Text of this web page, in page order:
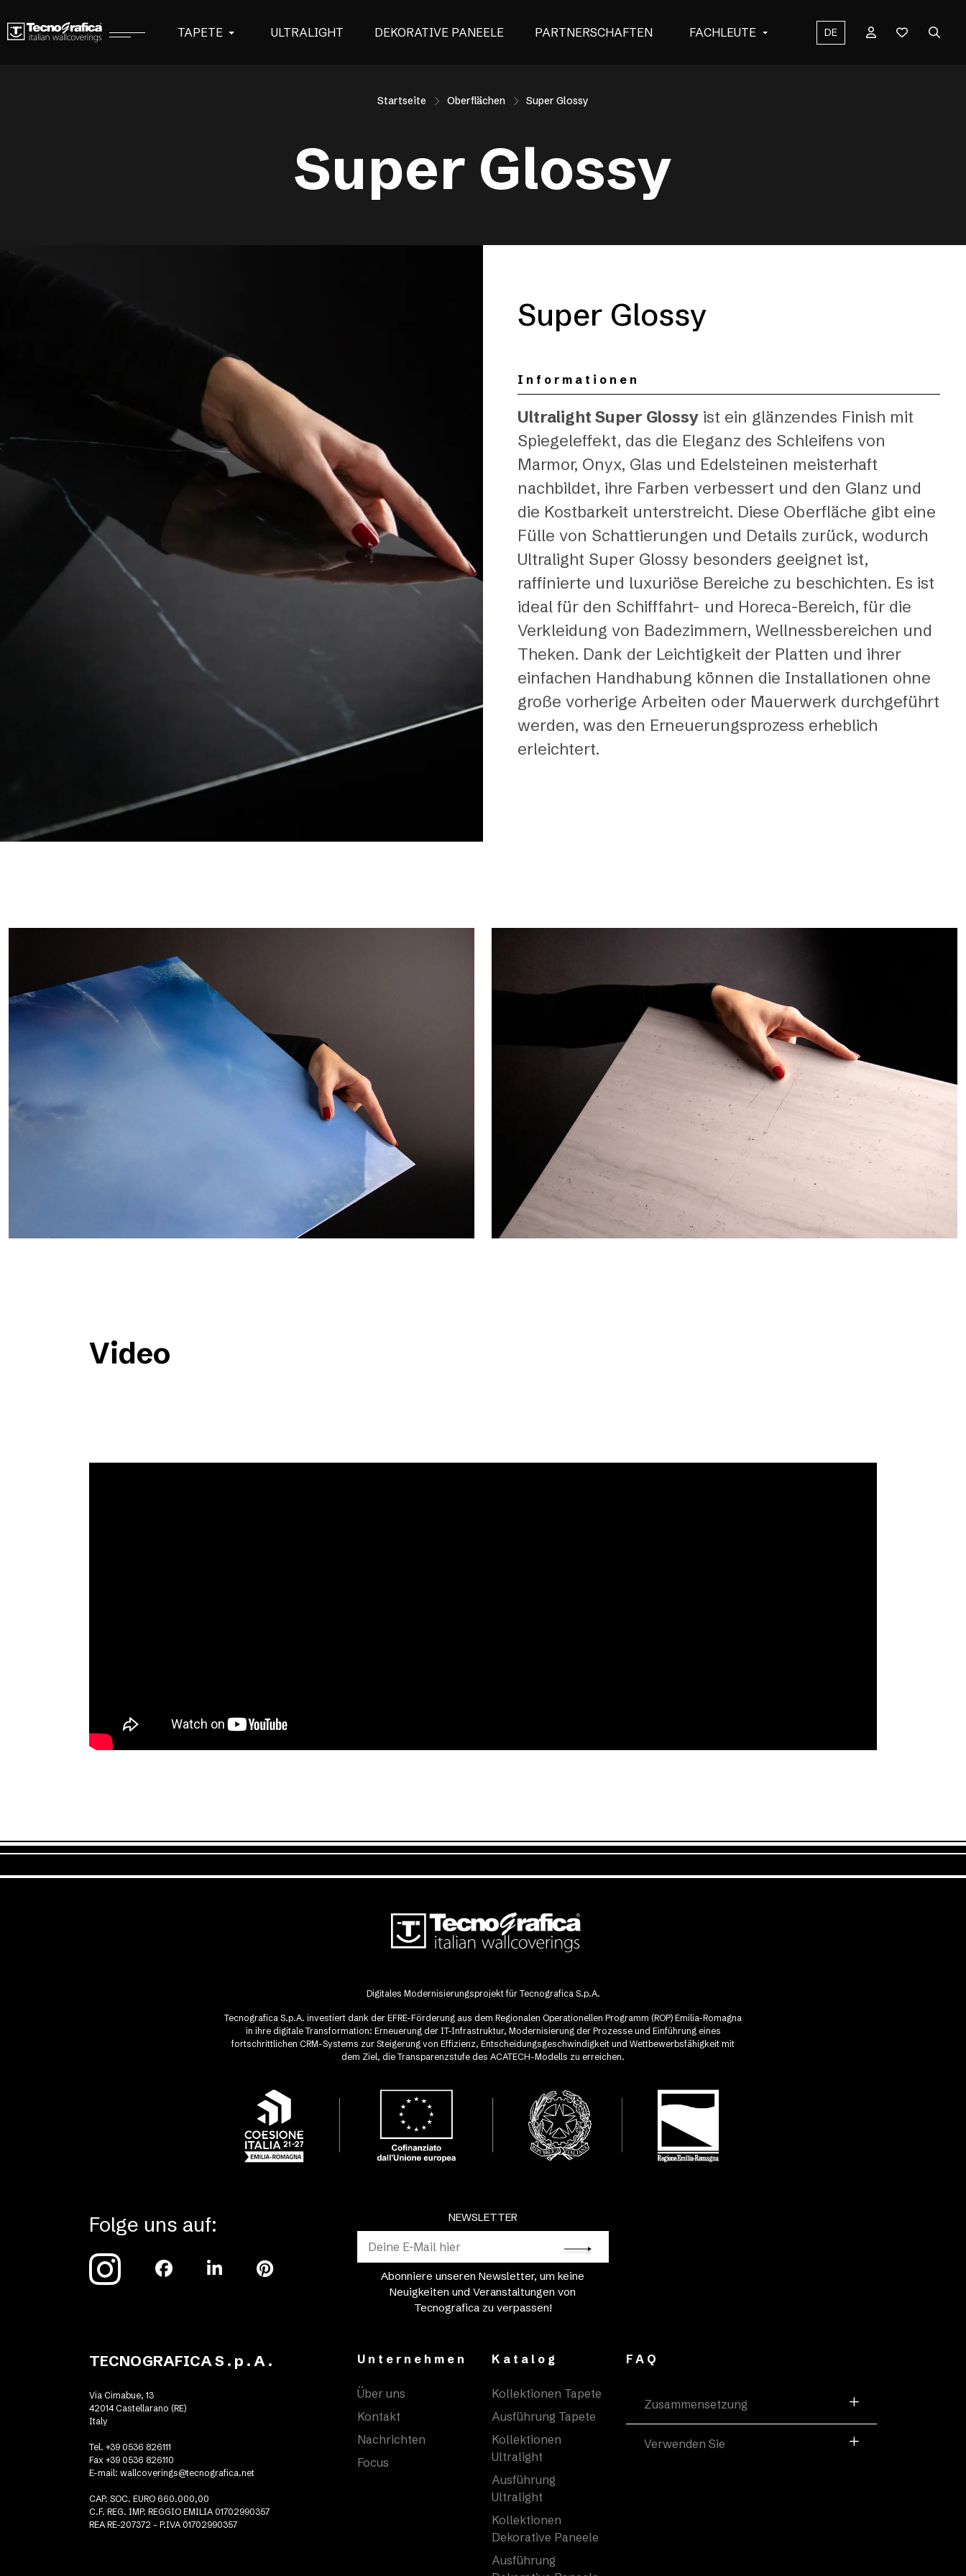
TAPETE ULTRALIGHT DEKORATIVE PANEELE PARTNERSCHAFTEN FACHLEUTE DE
Startseite Oberflächen Super Glossy
Super Glossy
Super Glossy
Informationen
Ultralight Super Glossy ist ein glänzendes Finish mit
Spiegeleffekt, das die Eleganz des Schleifens von
Marmor, Onyx, Glas und Edelsteinen meisterhaft
nachbildet, ihre Farben verbessert und den Glanz und
die Kostbarkeit unterstreicht. Diese Oberfläche gibt eine
Fülle von Schattierungen und Details zurück, wodurch
Ultralight Super Glossy besonders geeignet ist,
raffinierte und luxuriöse Bereiche zu beschichten. Es ist
ideal für den Schifffahrt- und Horeca-Bereich, für die
Verkleidung von Badezimmern, Wellnessbereichen und
Theken. Dank der Leichtigkeit der Platten und ihrer
einfachen Handhabung können die Installationen ohne
große vorherige Arbeiten oder Mauerwerk durchgeführt
werden, was den Erneuerungsprozess erheblich
erleichtert.
Video
Digitales Modernisierungsprojekt für Tecnografica S.p.A.
Tecnografica S.p.A. investiert dank der EFRE-Förderung aus dem Regionalen Operationellen Programm (ROP) Emilia-Romagna
in ihre digitale Transformation: Erneuerung der IT-Infrastruktur, Modernisierung der Prozesse und Einführung eines
fortschrittlichen CRM-Systems zur Steigerung von Effizienz, Entscheidungsgeschwindigkeit und Wettbewerbsfähigkeit mit
dem Ziel, die Transparenzstufe des ACATECH-Modells zu erreichen.
Folge uns auf: NEWSLETTER
Abonniere unseren Newsletter, um keine
Neuigkeiten und Veranstaltungen von
Tecnografica zu verpassen!
TECNOGRAFICA S . p . A .
Via Cimabue, 13
42014 Castellarano (RE)
Italy
Tel. +39 0536 826111
Fax +39 0536 826110
E-mail: wallcoverings@tecnografica.net
CAP. SOC. EURO 660.000,00
C.F. REG. IMP. REGGIO EMILIA 01702990357
REA RE-207372 - P.IVA 01702990357
Unternehmen
Über uns
Kontakt
Nachrichten
Focus
Katalog
Kollektionen Tapete
Ausführung Tapete
Kollektionen
Ultralight
Ausführung
Ultralight
Kollektionen
Dekorative Paneele
Ausführung
FAQ
Zusammensetzung
Verwenden Sie